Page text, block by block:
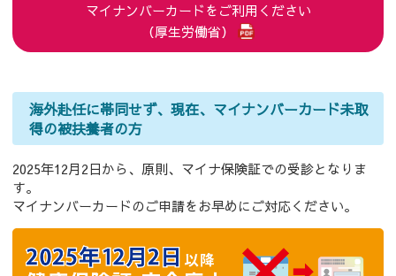
マイナンバーカードをご利用ください
（厚生労働省）
海外赴任に帯同せず、現在、マイナンバーカード未取
得の被扶養者の方
2025年12月2日から、原則、マイナ保険証での受診となりま
す。
マイナンバーカードのご申請をお早めにご対応ください。